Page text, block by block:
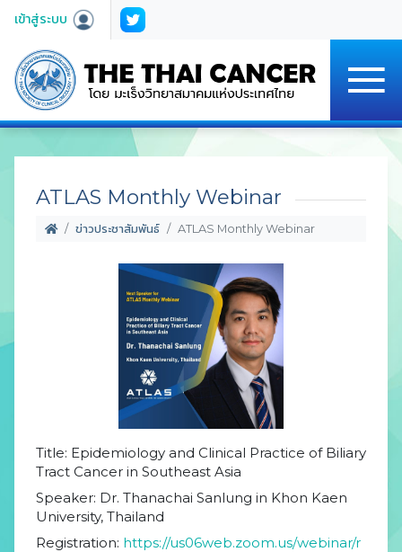
เข้าสู่ระบบ
ATLAS Monthly Webinar
ข่าวประชาสัมพันธ์ ATLAS Monthly Webinar
Title: Epidemiology and Clinical Practice of Biliary
Tract Cancer in Southeast Asia
Speaker: Dr. Thanachai Sanlung in Khon Kaen
University, Thailand
Registration: https://us06web.zoom.us/webinar/r